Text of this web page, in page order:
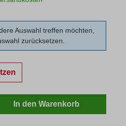
Auswahl treffen möchten,
zurücksetzen.
Gib den gewünschten
In den Warenkorb